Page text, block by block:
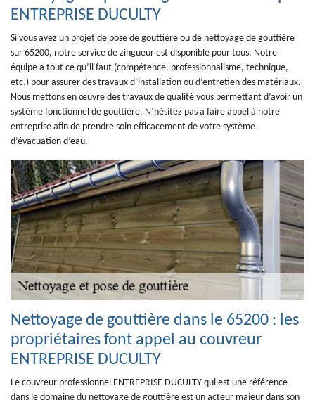
ENTREPRISE DUCULTY
Si vous avez un projet de pose de gouttière ou de nettoyage de gouttière
sur 65200, notre service de zingueur est disponible pour tous. Notre
équipe a tout ce qu’il faut (compétence, professionnalisme, technique,
etc.) pour assurer des travaux d’installation ou d’entretien des matériaux.
Nous mettons en œuvre des travaux de qualité vous permettant d’avoir un
système fonctionnel de gouttière. N’hésitez pas à faire appel à notre
entreprise afin de prendre soin efficacement de votre système
d’évacuation d’eau.
Nettoyage de gouttière dans le 65200 : les
propriétaires font appel au couvreur
ENTREPRISE DUCULTY
Le couvreur professionnel ENTREPRISE DUCULTY qui est une référence
dans le domaine du nettoyage de gouttière est un acteur majeur dans son